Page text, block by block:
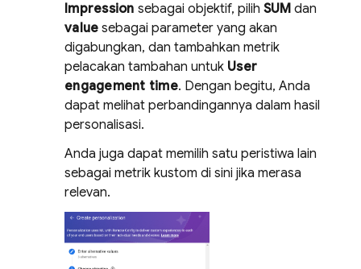
Impression sebagai objektif, pilih SUM dan
value sebagai parameter yang akan
digabungkan, dan tambahkan metrik
pelacakan tambahan untuk User
engagement time. Dengan begitu, Anda
dapat melihat perbandingannya dalam hasil
personalisasi.
Anda juga dapat memilih satu peristiwa lain
sebagai metrik kustom di sini jika merasa
relevan.